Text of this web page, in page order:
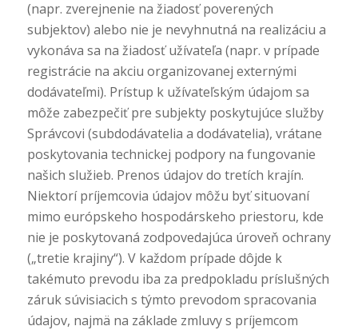
(napr. zverejnenie na žiadosť poverených
subjektov) alebo nie je nevyhnutná na realizáciu a
vykonáva sa na žiadosť užívateľa (napr. v prípade
registrácie na akciu organizovanej externými
dodávateľmi). Prístup k užívateľským údajom sa
môže zabezpečiť pre subjekty poskytujúce služby
Správcovi (subdodávatelia a dodávatelia), vrátane
poskytovania technickej podpory na fungovanie
našich služieb. Prenos údajov do tretích krajín.
Niektorí príjemcovia údajov môžu byť situovaní
mimo európskeho hospodárskeho priestoru, kde
nie je poskytovaná zodpovedajúca úroveň ochrany
(„tretie krajiny“). V každom prípade dôjde k
takémuto prevodu iba za predpokladu príslušných
záruk súvisiacich s týmto prevodom spracovania
údajov, najmä na základe zmluvy s príjemcom